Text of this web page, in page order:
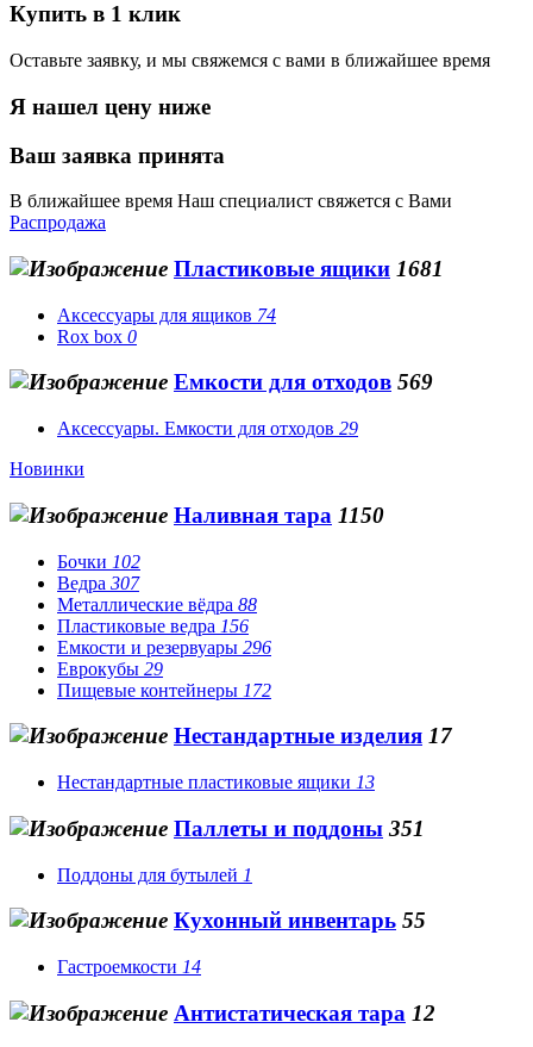
Купить в 1 клик
Оставьте заявку, и мы свяжемся с вами в ближайшее время
Я нашел цену ниже
Ваш заявка принята
В ближайшее время Наш специалист свяжется с Вами
Распродажа
Пластиковые ящики 1681
Аксессуары для ящиков 74
Rox box 0
Емкости для отходов 569
Аксессуары. Емкости для отходов 29
Новинки
Наливная тара 1150
Бочки 102
Ведра 307
Металлические вёдра 88
Пластиковые ведра 156
Емкости и резервуары 296
Еврокубы 29
Пищевые контейнеры 172
Нестандартные изделия 17
Нестандартные пластиковые ящики 13
Паллеты и поддоны 351
Поддоны для бутылей 1
Кухонный инвентарь 55
Гастроемкости 14
Антистатическая тара 12